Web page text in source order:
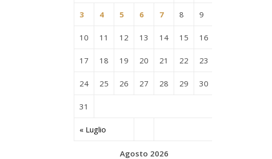
Agosto 2026
« Luglio
3 4 5 6 7 8 9
10 11 12 13 14 15 16
17 18 19 20 21 22 23
24 25 26 27 28 29 30
31